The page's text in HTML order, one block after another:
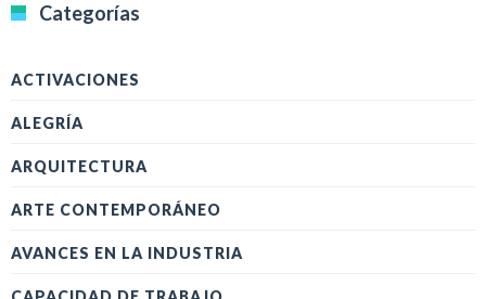
Categorías
ACTIVACIONES
ALEGRÍA
ARQUITECTURA
ARTE CONTEMPORÁNEO
AVANCES EN LA INDUSTRIA